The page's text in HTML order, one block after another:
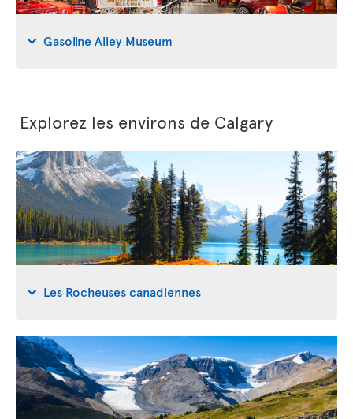
Gasoline Alley Museum
Explorez les environs de Calgary
Les Rocheuses canadiennes